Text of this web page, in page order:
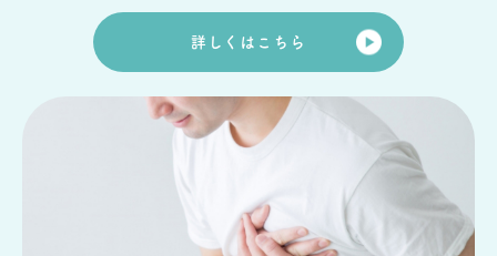
詳しくはこちら